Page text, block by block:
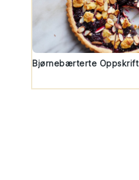
Bjørnebærterte Oppskrift